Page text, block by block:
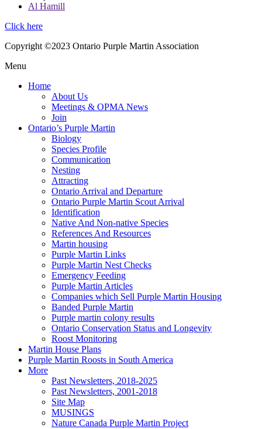
Al Hamill
Click here
Copyright ©2023 Ontario Purple Martin Association
Menu
Home
About Us
Meetings & OPMA News
Join
Ontario’s Purple Martin
Biology
Species Profile
Communication
Nesting
Attracting
Ontario Arrival and Departure
Ontario Purple Martin Scout Arrival
Identification
Native And Non-native Species
References And Resources
Martin housing
Purple Martin Links
Purple Martin Nest Checks
Emergency Feeding
Purple Martin Articles
Companies which Sell Purple Martin Housing
Banded Purple Martin
Purple martin colony results
Ontario Conservation Status and Longevity
Roost Monitoring
Martin House Plans
Purple Martin Roosts in South America
More
Past Newsletters, 2018-2025
Past Newsletters, 2001-2018
Site Map
MUSINGS
Nature Canada Purple Martin Project